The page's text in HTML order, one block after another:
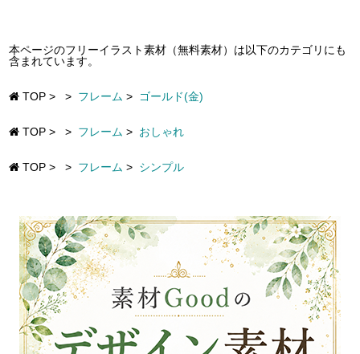
本ページのフリーイラスト素材（無料素材）は以下のカテゴリにも
含まれています。
TOP > > フレーム > ゴールド(金)
TOP > > フレーム > おしゃれ
TOP > > フレーム > シンプル